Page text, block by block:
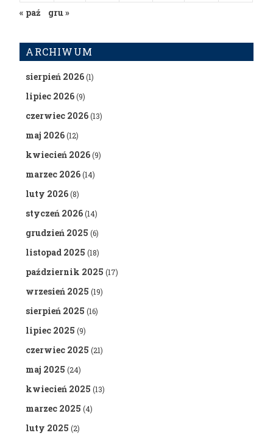
« paź gru »
ARCHIWUM
sierpień 2026(1)
lipiec 2026(9)
czerwiec 2026(13)
maj 2026(12)
kwiecień 2026(9)
marzec 2026(14)
luty 2026(8)
styczeń 2026(14)
grudzień 2025 (6)
listopad 2025 (18)
październik 2025 (17)
wrzesień 2025 (19)
sierpień 2025 (16)
lipiec 2025 (9)
czerwiec 2025 (21)
maj 2025 (24)
kwiecień 2025 (13)
marzec 2025 (4)
luty 2025 (2)